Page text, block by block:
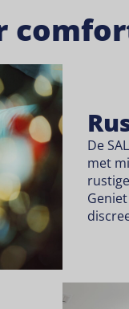
De
met